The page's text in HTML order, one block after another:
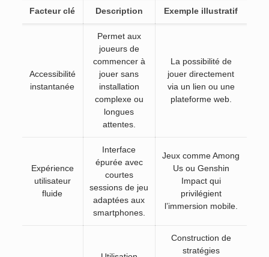
Facteur clé Description Exemple illustratif
Accessibilité
instantanée
Permet aux
joueurs de
commencer à
jouer sans
installation
complexe ou
longues
attentes.
La possibilité de
jouer directement
via un lien ou une
plateforme web.
Expérience
utilisateur
fluide
Interface
épurée avec
courtes
sessions de jeu
adaptées aux
smartphones.
Jeux comme Among
Us ou Genshin
Impact qui
privilégient
l’immersion mobile.
Construction de
stratégies